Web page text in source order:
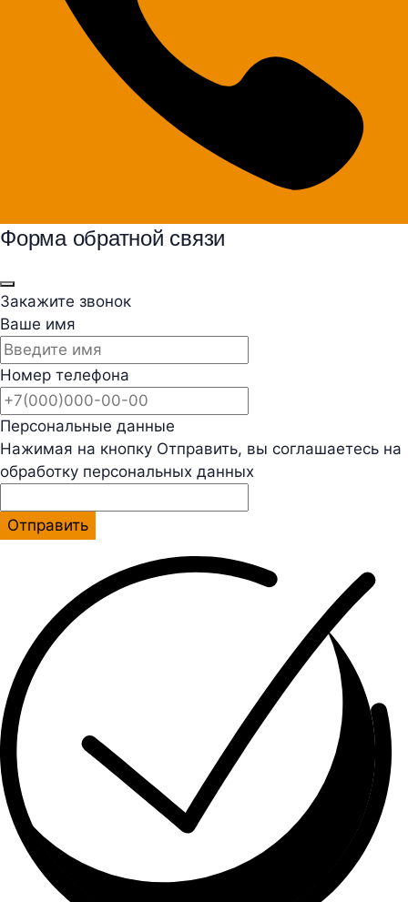
Форма обратной связи
Закажите звонок
Ваше имя
Номер телефона
Персональные данные
Нажимая на кнопку Отправить, вы соглашаетесь на
обработку персональных данных
Отправить